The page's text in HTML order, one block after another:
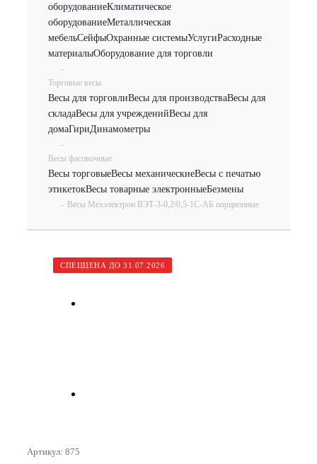
оборудованиеКлиматическое
оборудованиеМеталлическая
мебельСейфыОхранные системыУслугиРасходные
материалыОборудование для торговли
-
Торговые весы
Весы для торговлиВесы для производстваВесы для
складаВесы для учрежденийВесы для
домаГириДинамометры
-
Весы фасовочные
Весы торговыеВесы механическиеВесы с печатью
этикетокВесы товарные электронныеБезмены
- Весы Мехэлектрон ВЭТ-3-0,2/0,5-1С-АБ порционные
СПЕЦЦЕНА ДО 31.07.2026
Артикул: 875